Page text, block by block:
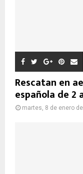
Rescatan en
española de 2
martes, 8 de enero